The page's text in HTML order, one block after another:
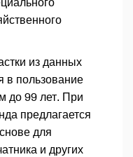
из данных
в пользование
до 99 лет. При
предлагается
для
и других